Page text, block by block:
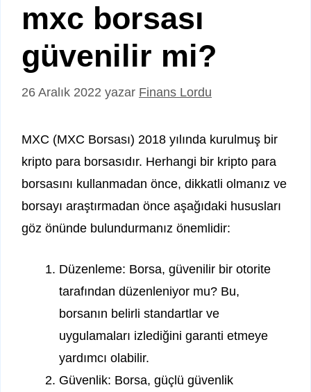
mxc borsası
güvenilir mi?
26 Aralık 2022 yazar Finans Lordu
MXC (MXC Borsası) 2018 yılında kurulmuş bir
kripto para borsasıdır. Herhangi bir kripto para
borsasını kullanmadan önce, dikkatli olmanız ve
borsayı araştırmadan önce aşağıdaki hususları
göz önünde bulundurmanız önemlidir:
Düzenleme: Borsa, güvenilir bir otorite
tarafından düzenleniyor mu? Bu,
borsanın belirli standartlar ve
uygulamaları izlediğini garanti etmeye
yardımcı olabilir.
Güvenlik: Borsa, güçlü güvenlik